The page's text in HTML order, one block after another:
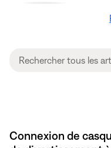
Connexion de